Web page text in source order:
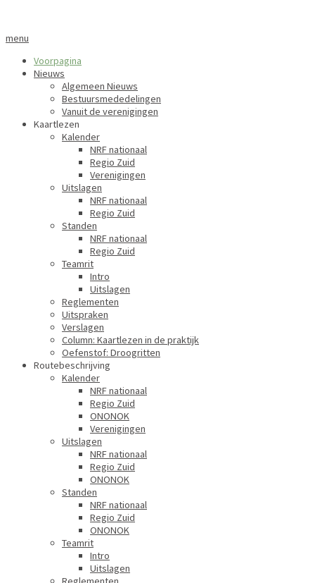
menu
Voorpagina
Nieuws
Algemeen Nieuws
Bestuursmededelingen
Vanuit de verenigingen
Kaartlezen
Kalender
NRF nationaal
Regio Zuid
Verenigingen
Uitslagen
NRF nationaal
Regio Zuid
Standen
NRF nationaal
Regio Zuid
Teamrit
Intro
Uitslagen
Reglementen
Uitspraken
Verslagen
Column: Kaartlezen in de praktijk
Oefenstof: Droogritten
Routebeschrijving
Kalender
NRF nationaal
Regio Zuid
ONONOK
Verenigingen
Uitslagen
NRF nationaal
Regio Zuid
ONONOK
Standen
NRF nationaal
Regio Zuid
ONONOK
Teamrit
Intro
Uitslagen